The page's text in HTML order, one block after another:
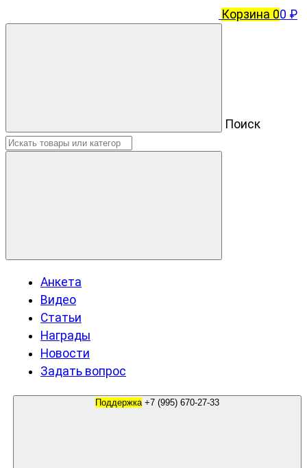
Корзина 00 ₽
Поиск
Анкета
Видео
Статьи
Награды
Новости
Задать вопрос
Поддержка